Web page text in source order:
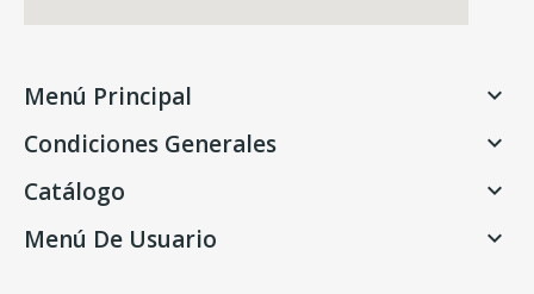
Menú Principal 
Condiciones Generales 
Catálogo 
Menú De Usuario 